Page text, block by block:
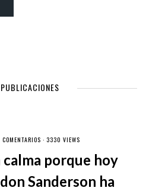
· 3330 VIEWS
porque hoy
Sanderson ha